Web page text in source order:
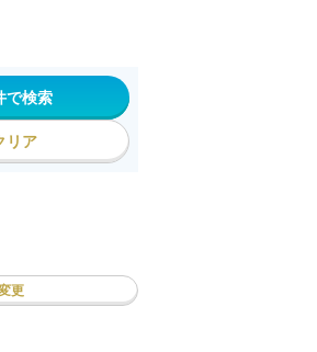
で検索
リア
更